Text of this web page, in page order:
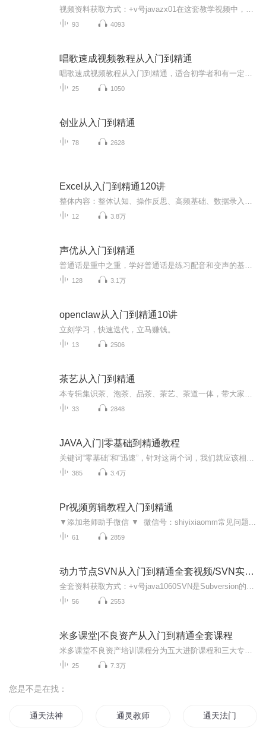
93 4093
唱歌速成视频教程从入门到精通
25 1050
创业从入门到精通
78 2628
Excel从入门到精通120讲
12 3.8万
声优从入门到精通
128 3.1万
openclaw从入门到精通10讲
立刻学习，快速迭代，立马赚钱。
13 2506
茶艺从入门到精通
33 2848
JAVA入门|零基础到精通教程
385 3.4万
Pr视频剪辑教程入门到精通
▼添加老师助手微信 ▼ 微信号：shiyixiaomm常见问题...
61 2859
动力节点SVN从入门到精通全套视频/SVN实战精讲
56 2553
米多课堂|不良资产从入门到精通全套课程
25 7.3万
您是不是在找：
通天法神 通灵教师 通天法门